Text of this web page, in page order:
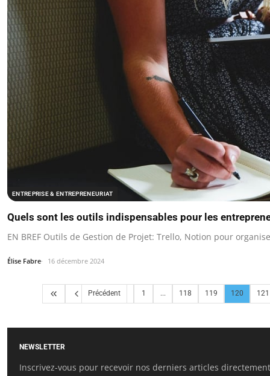
ENTREPRISE & ENTREPRENEURIAT
Quels sont les outils indispensables pour les
EN BREF Outils de Gestion de Projet: Trello, Notion pour
Élise Fabre 16 décembre 2024
Précédent 1 ... 118 119 120 121
NEWSLETTER
Inscrivez-vous pour recevoir nos derniers articles